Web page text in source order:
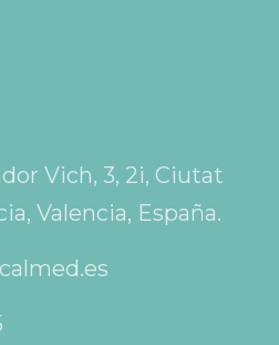
Vich, 3, 2i, Ciutat
Valencia, España.